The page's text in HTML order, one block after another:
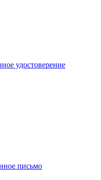
удостоверение
письмо